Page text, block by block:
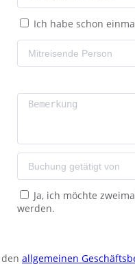
Ich habe schon
Ja, ich möchte
werden.
allgemeinen